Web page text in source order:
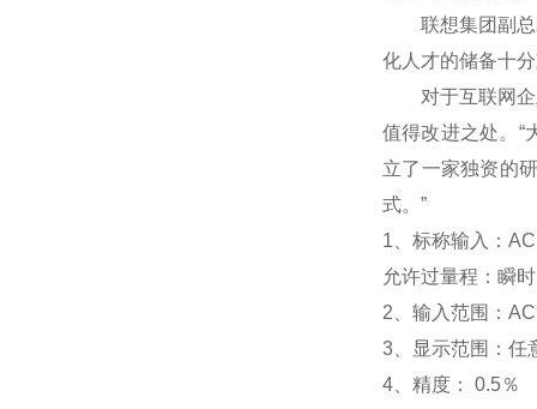
联想集团副总裁
化人才的储备十
对于互联网企业
值得改进之处。“
立了一家独资的
式。”
1 、标称输入：
允许过量程：瞬
2 、输入范围：
3
显示范围： 任
4 、精度： 0.5％